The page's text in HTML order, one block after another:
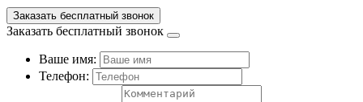
Заказать бесплатный звонок
Заказать бесплатный звонок
Ваше имя:
Телефон: